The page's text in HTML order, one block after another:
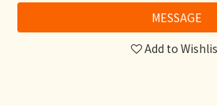
MESSAGE
Add to